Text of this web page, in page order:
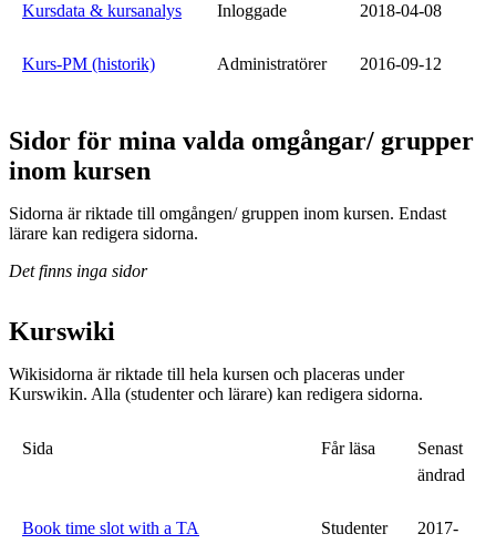
Kursdata & kursanalys Inloggade 2018-04-08
Kurs-PM (historik) Administratörer 2016-09-12
Sidor för mina valda omgångar/ grupper
inom kursen
Sidorna är riktade till omgången/ gruppen inom kursen. Endast
lärare kan redigera sidorna.
Det finns inga sidor
Kurswiki
Wikisidorna är riktade till hela kursen och placeras under
Kurswikin. Alla (studenter och lärare) kan redigera sidorna.
Sida Får läsa
Senast
ändrad
Book time slot with a TA Studenter
2017-